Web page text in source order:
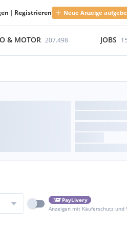
| Registrieren Neue Anzeige
& MOTOR 207.498 JOBS
PayLivery
Anzeigen mit Käuferschutz und